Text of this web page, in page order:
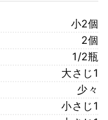
小2個
2個
1/2瓶
大さじ1
少々
小さじ1